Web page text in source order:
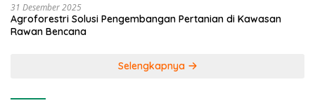
31 Desember 2025
Agroforestri Solusi Pengembangan Pertanian di Kawasan
Rawan Bencana
Selengkapnya